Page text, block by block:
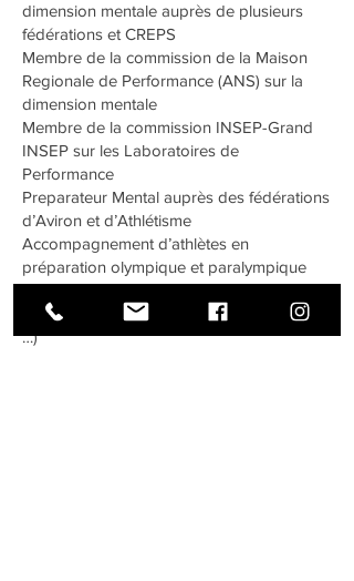
dimension mentale auprès de plusieurs
fédérations et CREPS
Membre de la commission de la Maison
Regionale de Performance (ANS) sur la
dimension mentale
Membre de la commission INSEP-Grand
INSEP sur les Laboratoires de
Performance
Preparateur Mental auprès des fédérations
d’Aviron et d’Athlétisme
Accompagnement d’athlètes en
préparation olympique et paralympique
Paris 2024 (Gymnastique, natation,
athlétisme, aviron, natation paralympique,
…)